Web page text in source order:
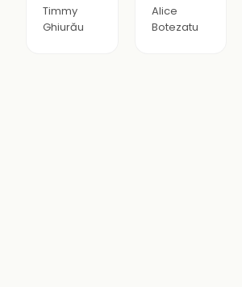
Timmy
Ghiurău
Alice
Botezatu